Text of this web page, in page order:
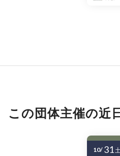
この団体主催の近
10/ 31